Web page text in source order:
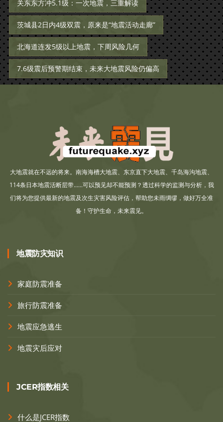
关东东方冲5.1级：一次地震，三重解读
茨城县2日内4级双震，原来是“地震活动走廊”
北海道连发5级以上地震，下周风险几何
7.6级震后预警期结束，未来大地震风险仍偏高
大地震就在不远的将来。南海海槽大地震、东京直下大地震、千岛海沟地震、
114条日本地震活断层带......可以预见却不能预测？透过科学的监测与分析，我
们将为您提供最新的地震及次生灾害风险评估，帮助您未雨绸缪，做好万全准
备！守护生命，未来震见。
地震防灾知识
家庭防震准备
旅行防震准备
地震应急逃生
地震灾后应对
JCER指数相关
什么是JCER指数